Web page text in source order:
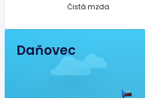
Čistá mzda
Daňovec